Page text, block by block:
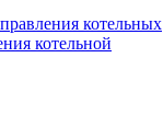
котельных
котельной